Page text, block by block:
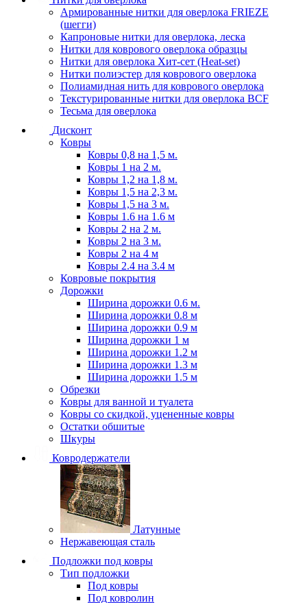
Армированные нитки для оверлока FRIEZE
(шегги)
Капроновые нитки для оверлока, леска
Нитки для коврового оверлока образцы
Нитки для оверлока Хит-сет (Heat-set)
Нитки полиэстер для коврового оверлока
Полиамидная нить для коврового оверлока
Текстурированные нитки для оверлока BCF
Тесьма для оверлока
Дисконт
Ковры
Ковры 0,8 на 1,5 м.
Ковры 1 на 2 м.
Ковры 1,2 на 1,8 м.
Ковры 1,5 на 2,3 м.
Ковры 1,5 на 3 м.
Ковры 1.6 на 1.6 м
Ковры 2 на 2 м.
Ковры 2 на 3 м.
Ковры 2 на 4 м
Ковры 2.4 на 3.4 м
Ковровые покрытия
Дорожки
Ширина дорожки 0.6 м.
Ширина дорожки 0.8 м
Ширина дорожки 0.9 м
Ширина дорожки 1 м
Ширина дорожки 1.2 м
Ширина дорожки 1.3 м
Ширина дорожки 1.5 м
Обрезки
Ковры для ванной и туалета
Ковры со скидкой, уцененные ковры
Остатки обшитые
Шкуры
Ковродержатели
Латунные
Нержавеющая сталь
Подложки под ковры
Тип подложки
Под ковры
Под ковролин